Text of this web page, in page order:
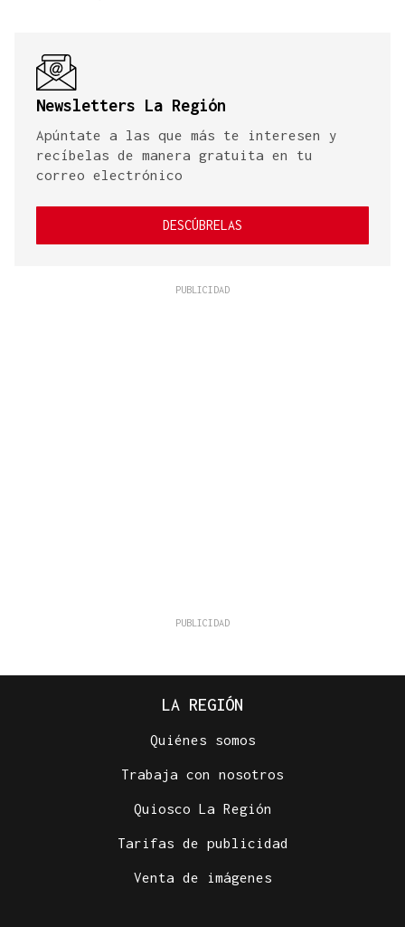
Newsletters La Región
Apúntate a las que más te interesen y
recíbelas de manera gratuita en tu
correo electrónico
DESCÚBRELAS
LA REGIÓN
Quiénes somos
Trabaja con nosotros
Quiosco La Región
Tarifas de publicidad
Venta de imágenes